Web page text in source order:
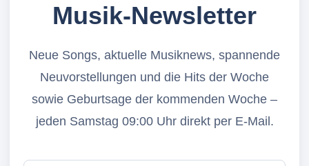
Musik-Newsletter
Neue Songs, aktuelle Musiknews, spannende
Neuvorstellungen und die Hits der Woche
sowie Geburtsage der kommenden Woche –
jeden Samstag 09:00 Uhr direkt per E-Mail.